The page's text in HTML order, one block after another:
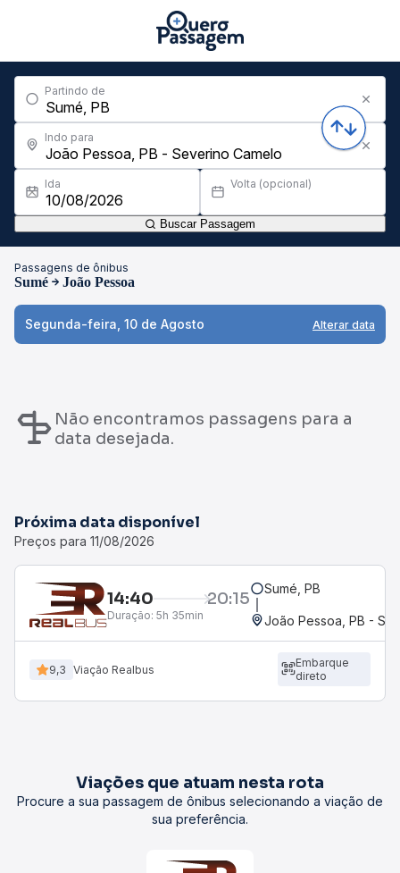
Partindo de
Indo para
Ida Volta (opcional)
Buscar Passagem
Passagens de ônibus
Sumé João Pessoa
Segunda-feira, 10 de Agosto Alterar data
Não encontramos passagens para a
data desejada.
Próxima data disponível
Preços para 11/08/2026
14:40 20:15
Duração: 5h 35min
Sumé, PB
João Pessoa, PB -
9,3 Viação Realbus
Embarque
direto
Viações que atuam nesta rota
Procure a sua passagem de ônibus selecionando a viação de
sua preferência.